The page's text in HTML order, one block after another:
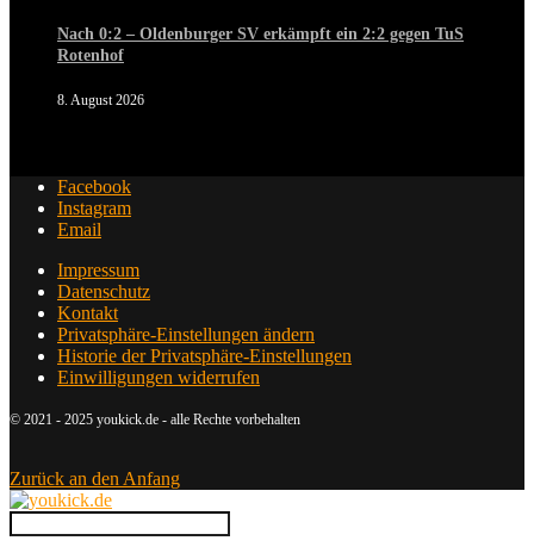
Nach 0:2 – Oldenburger SV erkämpft ein 2:2 gegen TuS
Rotenhof
8. August 2026
Facebook
Instagram
Email
Impressum
Datenschutz
Kontakt
Privatsphäre-Einstellungen ändern
Historie der Privatsphäre-Einstellungen
Einwilligungen widerrufen
© 2021 - 2025 youkick.de - alle Rechte vorbehalten
Zurück an den Anfang